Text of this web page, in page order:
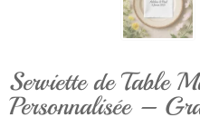
Serviette de Table
Personnalisée –